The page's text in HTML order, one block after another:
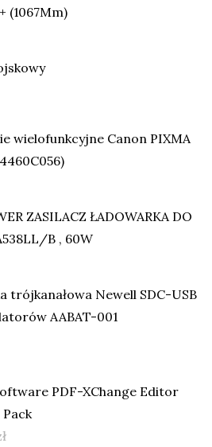
(1067Mm)
wielofunkcyjne Canon PIXMA
ZASILACZ ŁADOWARKA DO
B , 60W
trójkanałowa Newell SDC-USB
AABAT-001
PDF-XChange Editor